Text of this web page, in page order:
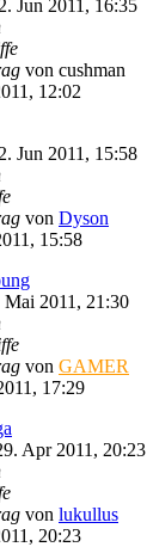
Jun 2011, 16:35
von cushman
12:02
Jun 2011, 15:58
von Dyson
15:58
2011, 21:30
von GAMER
17:29
Apr 2011, 20:23
von lukullus
20:23